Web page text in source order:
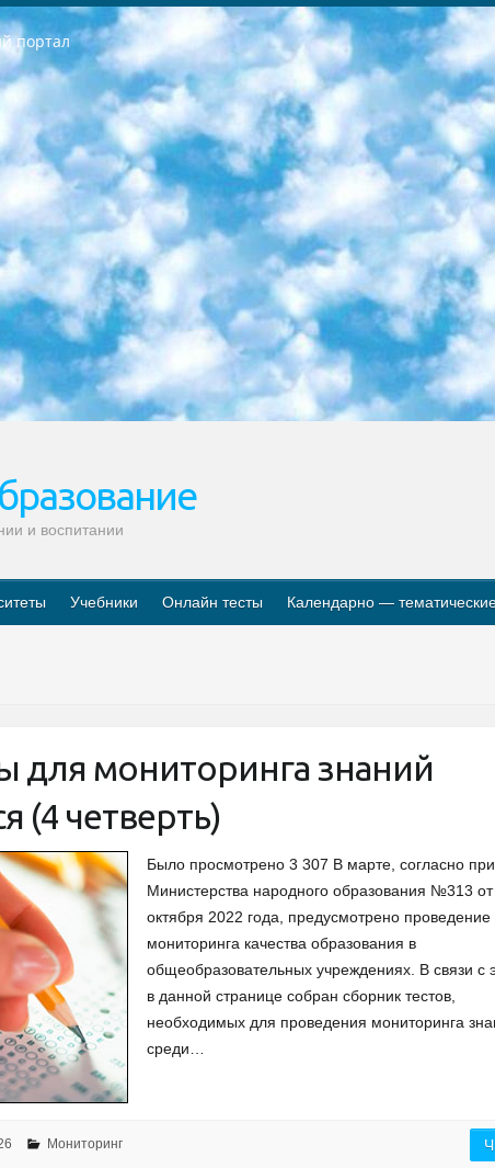
портал
задания разработка вопросов по предметам (устно и письменно), экзамен передача; общеобразовательные средние школы и специальные учебные заведения учащиеся выпускных классов школ и интернатов в агентской системе подготовка базы данных экзаменационных материалов и критериев оценки; перевод базы экзаменационных материалов на все языки обучения подать в Республиканский образовательный центр для изготовления; варианты экзаменов на основе разработанных контрольных материалов пусть будут поставлены задачи формирования. 3. Республиканский образовательный центр (Ш.Худайкулов) до 5 апреля 2024 года. до: база данных предоставленных экзаменационных материалов на все языки обучения перевод и экспертиза; для слепых, слабовидящих, глухих, слабослышащих и умственно отсталых детей учащиеся выпускных классов специализированных школ и школ-интернатов база данных экзаменационных материалов на всех преподаваемых языках подготовка критериев оценки; специализированные школы для умственно отсталых детей и технологии для учащихся выпускных классов школ-интернатов разработка соответствующих рекомендаций и критериев проведения ЕГЭ по естествознанию давать задания. 4. Педагогический при специализированных образовательных учреждениях. Научно-практический центр навыков и международной оценки (Д.Давидова), Республика образовательный центр (Худайкулов Ш.) итоговый государственный аттестационный экзамен ориентирован на творческое и логическое мышление при подготовке базы материалов учитывать введение заданий. 5. Следует отметить, что: сертификат государственного образца о знании общеобразовательного предмета и как минимум национальный уровень B1 по предметам на иностранных языках, указанным в Приложении 2. или международно признанный сертификат эквивалентного уровня студенты, изучающие определенный предмет, освобождаются от экзамена; по соответствующим предметам запланирована итоговая государственная аттестация за день до дня, путем жеребьевки Рабочей группой (в письменной форме по предметам, проводимым в форме) из числа сформированных вариантов выбрано 2 варианта; 2 выбранных варианта экзамена анонсированы на официальном сайте министерства и все выпускники по всей стране на основе этих вариантов проводит итоговую государственную аттестацию. 6. Государственное образование учащихся средних общеобразовательных учреждений. знания в соответствии с квалификационными требованиями, которые необходимо приобрести на основании стандартов итоговый (выпускной) контроль для 9 и 11 классов в целях тестирования Экзамены (далее – экзамены) состоят из предметов, перечисленных в приложении 1. будет сделано. 7. Экзамены пройдут с 26 мая по 15 июня 2024 г. (кроме науки физического воспитания). 8. Физическая для учащихся 9 классов общесредних образовательных учреждений. Экзамены по предмету «Образование, квалификация медицина» 1-6 мая 2024 года. сотрудники перевести под присмотр (с отклонениями в физическом или умственном развитии) специализированная школа для детей, школы-интернаты и со сколиозом школы-интернаты санаторного типа для больных детей исключены). 9. Он был слепым, слабовидящим и имел нарушения опорно-двигательного аппарата. экзамены в специализированных школах и интернатах для детей должны проводиться исходя из требований, предъявляемых к общеобразовательным учреждениям (физкультура кроме науки). 10. Специализированная школа для глухих и слабослышащих детей. и экзамены в интернатах и быть реализован в виде письменного теста по математике. 11. Специальность для умственно отсталых детей. Для 9 класса Родной язык и литературное письмо Государственный язык (язык обучения – узбекский). для неклассов) написано Математическое письмо Письменная/устная история Узбекистана Физическое воспитание практично Итоговый контроль Для 11 класса Написание родного языка и литературы (эссе) Математическое письмо Узбекский язык (обучение на узбекском языке) не посещающее общее среднее образование для учреждений)/Образовательное учреждение выбор письменный и устный Иностранный язык письменный/устный Письменная/устная история Узбекистана *По выбору студента:  Химия  Физика  Основы государственного права  География 10 бесплатных образовательных ресурсов - Мы составили подборку онлайн-проектов с интерактивными упражнениями, видеолекциями и статьями. Они помогут вам обрести новые и освежить старые знания бесплатно. 1. «ИНТУИТ» Старейшая образовательная площадка Рунета. Здесь вы найдёте сотни текстовых и видеокурсов на десятки различных тем — от программирования до психологии. Многие курсы подготовлены российскими университетами и крупными международными
и воспитании
Учебники Онлайн тесты Календарно —
для мониторинга знаний
(4 четверть)
Было просмотрено 3 307 В марте, согласно
Министерства народного образования №313 от
октября 2022 года, предусмотрено проведение
мониторинга качества образования в
общеобразовательных учреждениях. В связи с
в данной странице собран сборник тестов,
необходимых для проведения мониторинга
среди…
Мониторинг